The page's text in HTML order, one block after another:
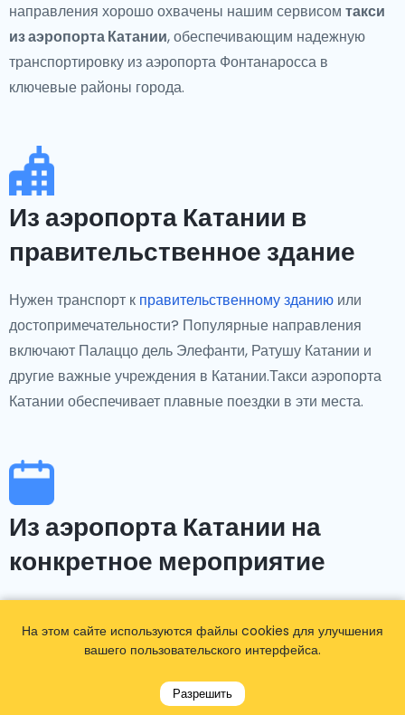
направления хорошо охвачены нашим сервисом такси
из аэропорта Катании, обеспечивающим надежную
транспортировку из аэропорта Фонтанаросса в
ключевые районы города.
Из аэропорта Катании в
правительственное здание
Нужен транспорт к правительственному зданию или
достопримечательности? Популярные направления
включают Палаццо дель Элефанти, Ратушу Катании и
другие важные учреждения в Катании.Такси аэропорта
Катании обеспечивает плавные поездки в эти места.
Из аэропорта Катании на
конкретное мероприятие
такие как Катанский кинофестиваль или другие
культурные и спортивные мероприятия, такси аэропорта
Катании обеспечивает удобные такси из аэропорта
На этом сайте используются файлы cookies для улучшения
вашего пользовательского интерфейса.
Разрешить